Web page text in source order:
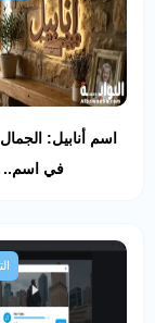
اسم أنابيل:
في اسم..